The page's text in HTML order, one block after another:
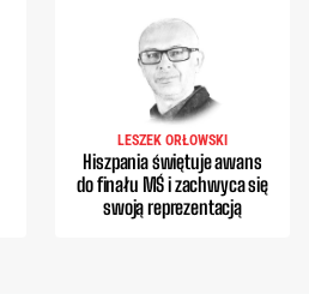
LESZEK ORŁOWSKI
Hiszpania świętuje awans
do finału MŚ i zachwyca się
swoją reprezentacją